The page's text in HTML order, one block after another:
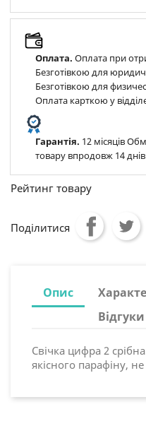
Оплата. Оплата при
Безготівкою для
Безготівкою для
Оплата карткою у
Гарантія. 12 місяців
товару впродовж 14 днів
Рейтинг товару
Поділитися
Опис
Відгуки
Свічка цифра 2
якісного парафіну,